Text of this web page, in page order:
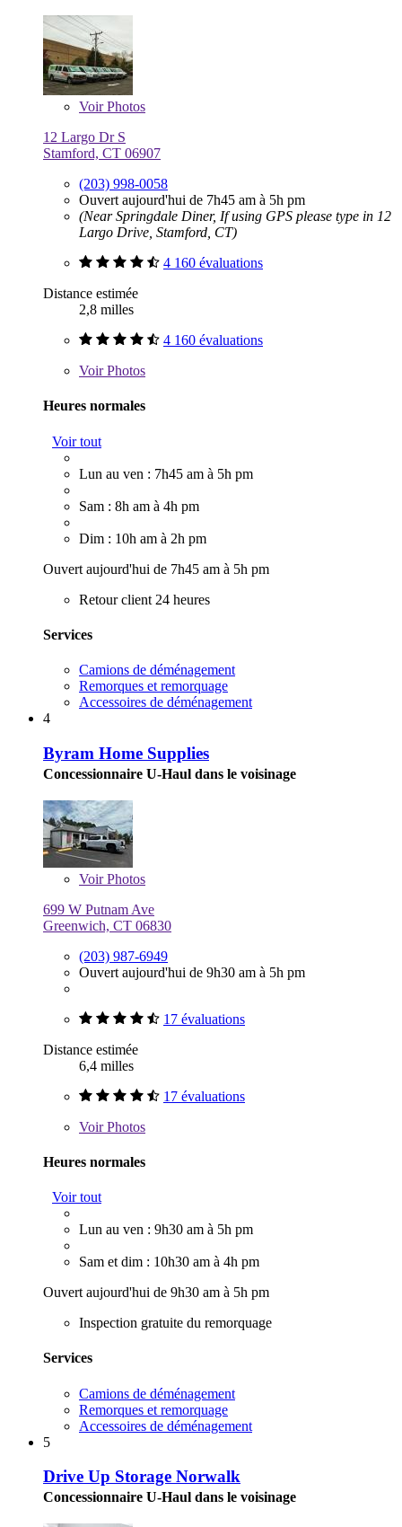
VoirPhotos
12 Largo Dr S
Stamford, CT 06907
(203) 998-0058
Ouvert aujourd'hui de 7h45 am à 5h pm
(Near Springdale Diner, If using GPS please type in 12
Largo Drive, Stamford, CT)
4 160 évaluations
Distance estimée
2,8 milles
4 160 évaluations
VoirPhotos
Heures normales
Voir tout
Lun au ven : 7h45 am à 5h pm
Sam : 8h am à 4h pm
Dim : 10h am à 2h pm
Ouvert aujourd'hui de 7h45 am à 5h pm
Retour client 24 heures
Services
Camions de déménagement
Remorques et remorquage
Accessoires de déménagement
4
Byram Home Supplies
Concessionnaire U-Haul dans le voisinage
VoirPhotos
699 W Putnam Ave
Greenwich, CT 06830
(203) 987-6949
Ouvert aujourd'hui de 9h30 am à 5h pm
17 évaluations
Distance estimée
6,4 milles
17 évaluations
VoirPhotos
Heures normales
Voir tout
Lun au ven : 9h30 am à 5h pm
Sam et dim : 10h30 am à 4h pm
Ouvert aujourd'hui de 9h30 am à 5h pm
Inspection gratuite du remorquage
Services
Camions de déménagement
Remorques et remorquage
Accessoires de déménagement
5
Drive Up Storage Norwalk
Concessionnaire U-Haul dans le voisinage